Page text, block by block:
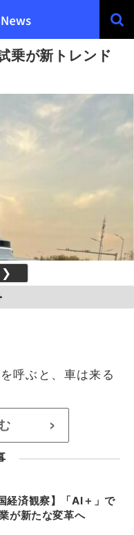
乗が新トレンド
❯
呼ぶと、車は来る
>
経済観察】「AI＋」で
が新たな変革へ